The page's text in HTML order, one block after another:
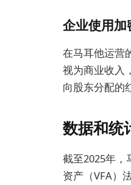
企业使用加
在马耳他运营
视为商业收入
向股东分配的
数据和统
截至2025年，
资产（VFA）